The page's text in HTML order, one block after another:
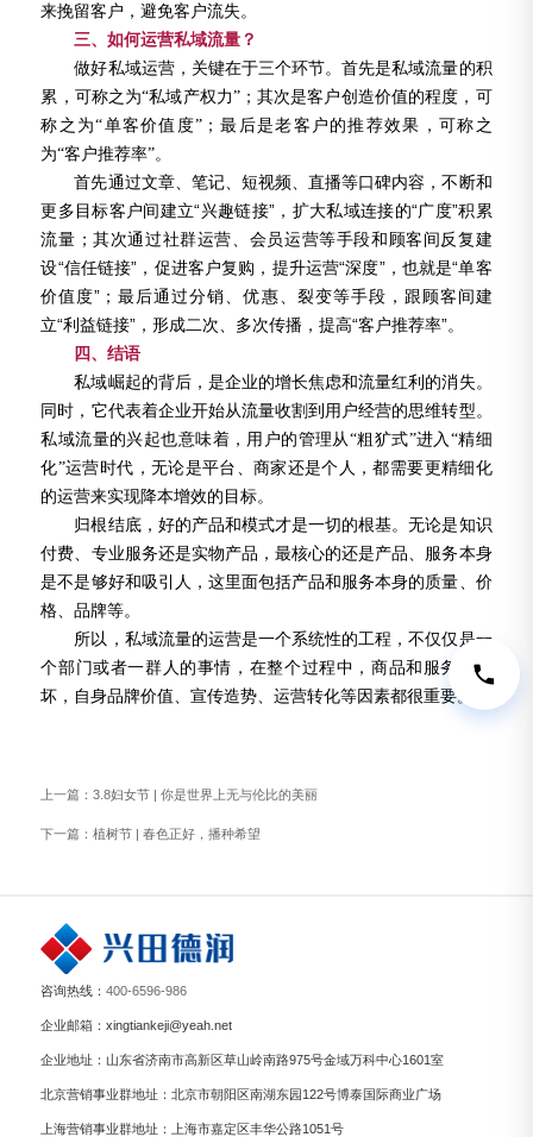
来挽留客户，避免客户流失。
三、如何运营私域流量？
做好私域运营，关键在于三个环节。首先是私域流量的积
累，可称之为“私域产权力”；其次是客户创造价值的程度，可
称之为“单客价值度”；最后是老客户的推荐效果，可称之
为“客户推荐率”。
首先通过文章、笔记、短视频、直播等口碑内容，不断和
更多目标客户间建立“兴趣链接” ，扩大私域连接的“广度”积累
流量；其次通过社群运营、会员运营等手段和顾客间反复建
设“信任链接” ，促进客户复购，提升运营“深度”，也就是“单客
价值度” ；最后通过分销、优惠、裂变等手段，跟顾客间建
立“利益链接” ，形成二次、多次传播，提高“客户推荐率”。
四、结语
私域崛起的背后，是企业的增长焦虑和流量红利的消失。
同时，它代表着企业开始从流量收割到用户经营的思维转型。
私域流量的兴起也意味着，用户的管理从 “粗犷式”进入“精细
化”运营时代，无论是平台、商家还是个人，都需要更精细化
的运营来实现降本增效的目标。
归根结底，好的产品和模式才是一切的根基。无论是知识
付费、专业服务还是实物产品，最核心的还是产品、服务本身
是不是够好和吸引人，这里面包括产品和服务本身的质量、价
格、品牌等。
所以，私域流量的运营是一个系统性的工程，不仅仅是一
个部门或者一群人的事情，在整个过程中，商品和服务的好
坏，自身品牌价值、宣传造势、运营转化等因素都很重要。
上一篇：3.8妇女节 | 你是世界上无与伦比的美丽
下一篇：植树节 | 春色正好，播种希望
咨询热线：400-6596-986
企业邮箱：xingtiankeji@yeah.net
企业地址：山东省济南市高新区草山岭南路975号金域万科中心1601室
北京营销事业群地址：北京市朝阳区南湖东园122号博泰国际商业广场
上海营销事业群地址：上海市嘉定区丰华公路1051号